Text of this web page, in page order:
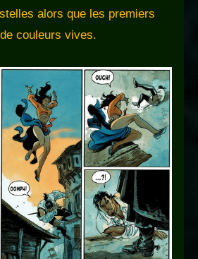
alors que les premiers
couleurs vives.